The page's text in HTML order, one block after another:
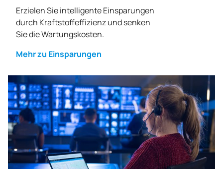
Erzielen Sie intelligente Einsparungen
durch Kraftstoffeffizienz und senken
Sie die Wartungskosten.
Mehr zu Einsparungen